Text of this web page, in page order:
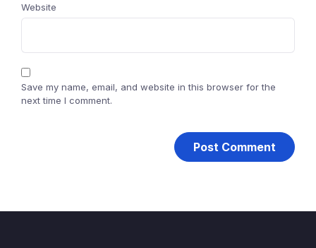
Website
Save my name, email, and website in this browser for the
next time I comment.